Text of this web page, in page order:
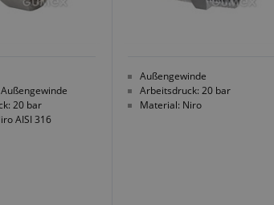
20 bar
AISI 316
Außengewinde
Arbeitsdruck: 20 bar
Material: Niro